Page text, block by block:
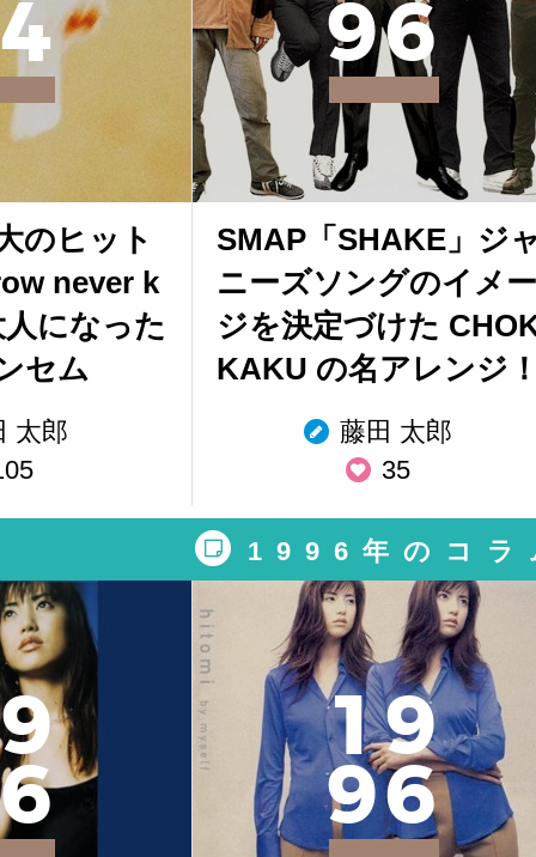
4
のヒット
never k
になった
セム
太郎
96
SMAP「SHAKE」ジ
ニーズソングのイメー
ジを決定づけた
KAKU の名アレンジ
藤田 太郎
35
1996年のコラ
9
6
19
96